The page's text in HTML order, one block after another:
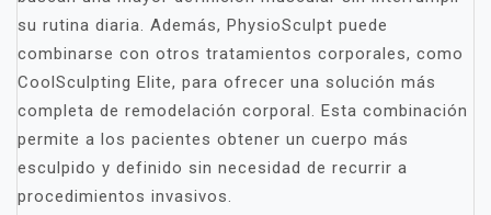
su rutina diaria. Además, PhysioSculpt puede
combinarse con otros tratamientos corporales, como
CoolSculpting Elite, para ofrecer una solución más
completa de remodelación corporal. Esta combinación
permite a los pacientes obtener un cuerpo más
esculpido y definido sin necesidad de recurrir a
procedimientos invasivos.